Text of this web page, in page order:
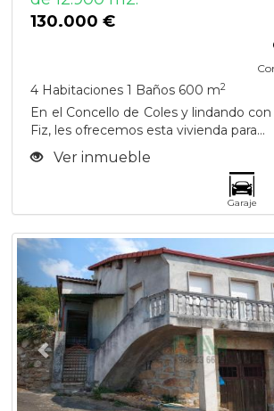
130.000 €
4 Habitaciones 1 Baños 600 m2
En el Concello de Coles y lindando
Fiz, les ofrecemos esta vivienda para...
Ver inmueble
Garaje
Previous